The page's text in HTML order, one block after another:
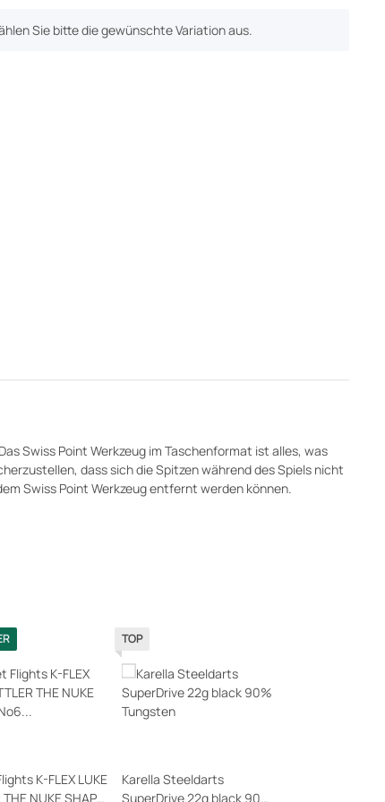
Sie bitte die gewünschte Variation aus.
Swiss Point Werkzeug im Taschenformat ist alles, was
dass sich die Spitzen während des Spiels nicht
Swiss Point Werkzeug entfernt werden können.
K-FLEX LUKE
THE NUKE SHAPE
TOP
Karella Steeldarts
SuperDrive 22g black 90%